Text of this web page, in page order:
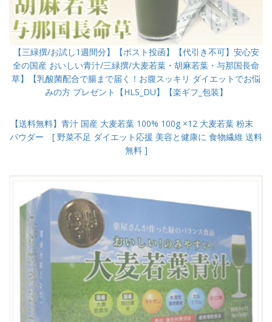
【三緑撰/お試し1週間分】【ポスト投函】【代引き不可】安心安
全の国産 おいしい青汁/三緑撰/大麦若葉・胡麻若葉・与那国長命
草】【乳酸菌配合で腸まで届く！お腹スッキリ ダイエットでお悩
みの方 プレゼント【HLS_DU】【楽ギフ_包装】
【送料無料】青汁 国産 大麦若葉 100% 100g ×12 大麦若葉 粉末
パウダー [ 野菜不足 ダイエット応援 美容と健康に 食物繊維 送料
無料 ]